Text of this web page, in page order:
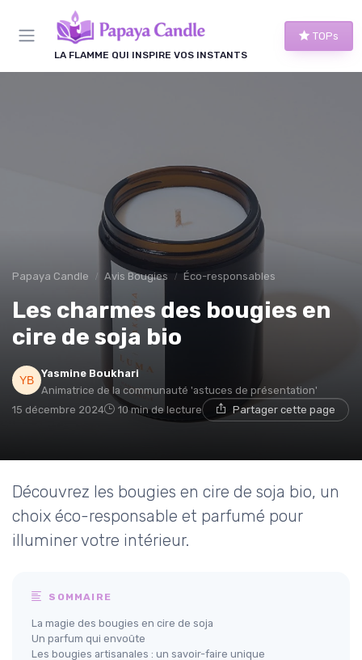
LA FLAMME QUI INSPIRE VOS INSTANTS
TOPs
Papaya Candle Avis Bougies Éco-responsables
Les charmes des bougies en
cire de soja bio
Yasmine Boukhari
Animatrice de la communauté 'astuces de présentation'
15 décembre 2024
10 min de lecture Partager cette page
Découvrez les bougies en cire de soja bio, un
choix éco-responsable et parfumé pour
illuminer votre intérieur.
SOMMAIRE
La magie des bougies en cire de soja
Un parfum qui envoûte
Les bougies artisanales : un savoir-faire unique
Panneau de gestion des cookies